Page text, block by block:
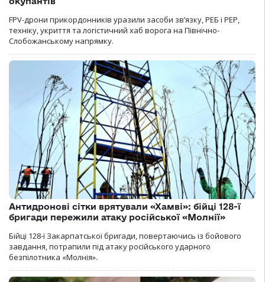
FPV-дрони прикордонників уразили засоби зв’язку, РЕБ і РЕР,
техніку, укриття та логістичний хаб ворога на Північно-
Слобожанському напрямку.
Антидронові сітки врятували «Хамві»: бійці 128-ї
бригади пережили атаку російської «Молнії»
Бійці 128-ї Закарпатської бригади, повертаючись із бойового
завдання, потрапили під атаку російського ударного
безпілотника «Молнія».